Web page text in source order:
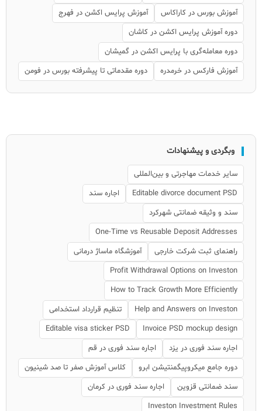
آموزش بورس در کاراکاس
آموزش پرایس اکشن در فهرج
دوره آموزش پرایس اکشن در کاشان
دوره معامله‌گری با پرایس اکشن در گمیشان
آموزش فارکس در خرمدره
دوره مقدماتی تا پیشرفته بورس در فومن
وبگردی و پیشنهادات
سایر خدمات مهاجرتی و بین‌المللی
Editable divorce document PSD
اجاره سند
سند و وثیقه ضمانتی شهرکرد
One-Time vs Reusable Deposit Addresses
راهنمای ثبت شرکت خارجی
آموزشگاه ماساژ درمانی
Profit Withdrawal Options on Investon
How to Track Growth More Efficiently
Help and Answers on Investon
تنظیم قرارداد استخدامی
Invoice PSD mockup design
Editable visa sticker PSD
اجاره سند فوری در یزد
اجاره سند فوری در قم
دوره جامع میکروپیگمنتیشن ابرو
کلاس آموزش صفر تا صد شینیون
سند ضمانتی قزوین
اجاره سند فوری در کرمان
Investon Investment Rules